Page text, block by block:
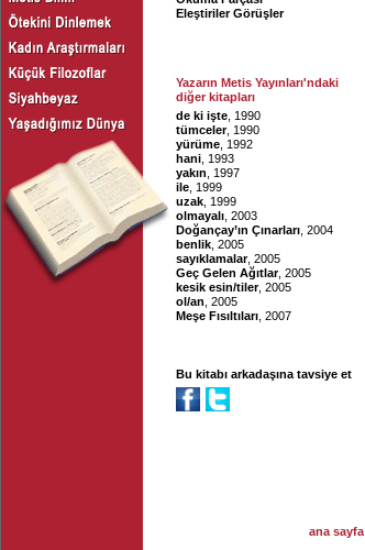
Eleştiriler Görüşler
Yazarın Metis Yayınları'ndaki
diğer kitapları
de ki işte , 1990
tümceler, 1990
yürüme , 1992
hani , 1993
yakın , 1997
ile , 1999
uzak , 1999
olmayalı , 2003
Doğançay’ın Çınarları , 2004
benlik , 2005
sayıklamalar, 2005
Geç Gelen Ağıtlar, 2005
kesik esin/tiler, 2005
ol/an , 2005
Meşe Fısıltıları , 2007
Bu kitabı arkadaşına tavsiye et
ana sayfa